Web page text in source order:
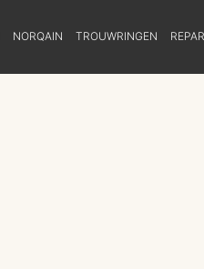
NORQAIN TROUWRINGEN